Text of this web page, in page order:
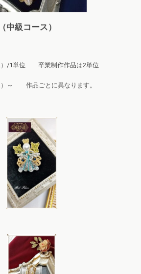
中級コース）
/1単位 卒業制作作品は2単位
～ 作品ごとに異なります。